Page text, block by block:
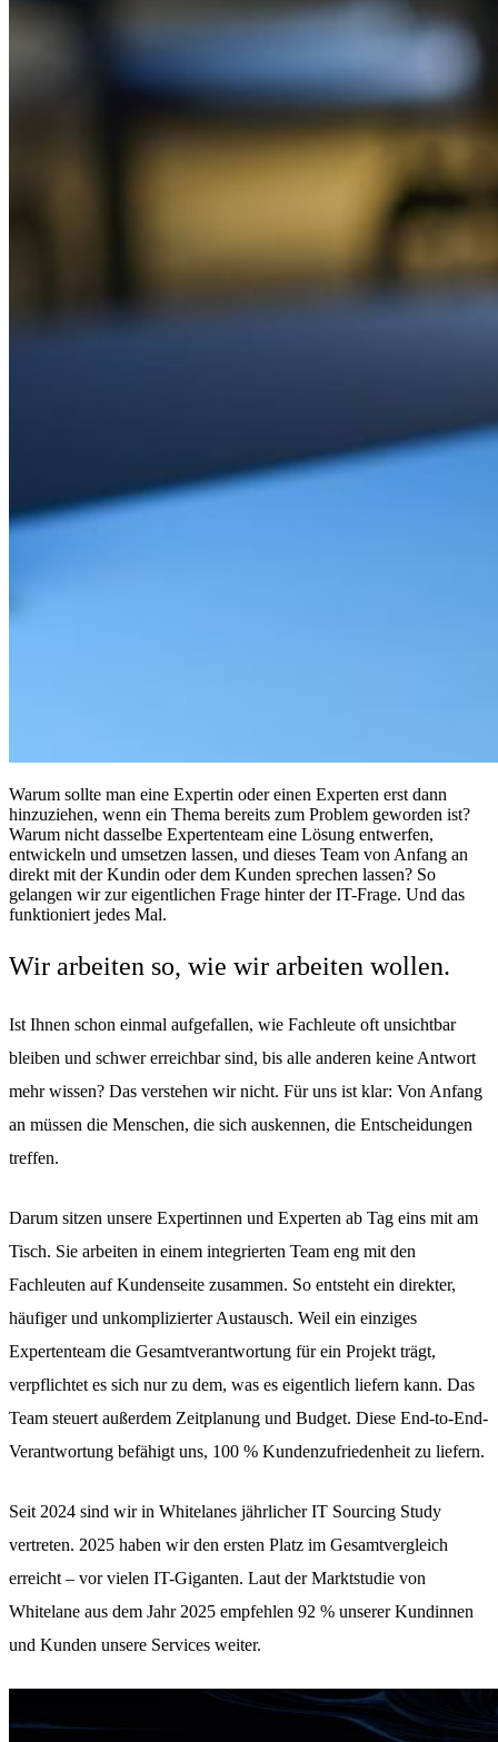
Warum sollte man eine Expertin oder einen Experten erst dann
hinzuziehen, wenn ein Thema bereits zum Problem geworden ist?
Warum nicht dasselbe Expertenteam eine Lösung entwerfen,
entwickeln und umsetzen lassen, und dieses Team von Anfang an
direkt mit der Kundin oder dem Kunden sprechen lassen? So
gelangen wir zur eigentlichen Frage hinter der IT-Frage. Und das
funktioniert jedes Mal.
Wir arbeiten so, wie wir arbeiten wollen.
Ist Ihnen schon einmal aufgefallen, wie Fachleute oft unsichtbar
bleiben und schwer erreichbar sind, bis alle anderen keine Antwort
mehr wissen? Das verstehen wir nicht. Für uns ist klar: Von Anfang
an müssen die Menschen, die sich auskennen, die Entscheidungen
treffen.
Darum sitzen unsere Expertinnen und Experten ab Tag eins mit am
Tisch. Sie arbeiten in einem integrierten Team eng mit den
Fachleuten auf Kundenseite zusammen. So entsteht ein direkter,
häufiger und unkomplizierter Austausch. Weil ein einziges
Expertenteam die Gesamtverantwortung für ein Projekt trägt,
verpflichtet es sich nur zu dem, was es eigentlich liefern kann. Das
Team steuert außerdem Zeitplanung und Budget. Diese End-to-End-
Verantwortung befähigt uns, 100 % Kundenzufriedenheit zu liefern.
Seit 2024 sind wir in Whitelanes jährlicher IT Sourcing Study
vertreten. 2025 haben wir den ersten Platz im Gesamtvergleich
erreicht – vor vielen IT-Giganten. Laut der Marktstudie von
Whitelane aus dem Jahr 2025 empfehlen 92 % unserer Kundinnen
und Kunden unsere Services weiter.